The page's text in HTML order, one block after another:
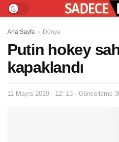
Ana Sayfa Dünya
Putin hokey
kapaklandı
11 Mayıs 2019 - 12: 13 - Güncelleme